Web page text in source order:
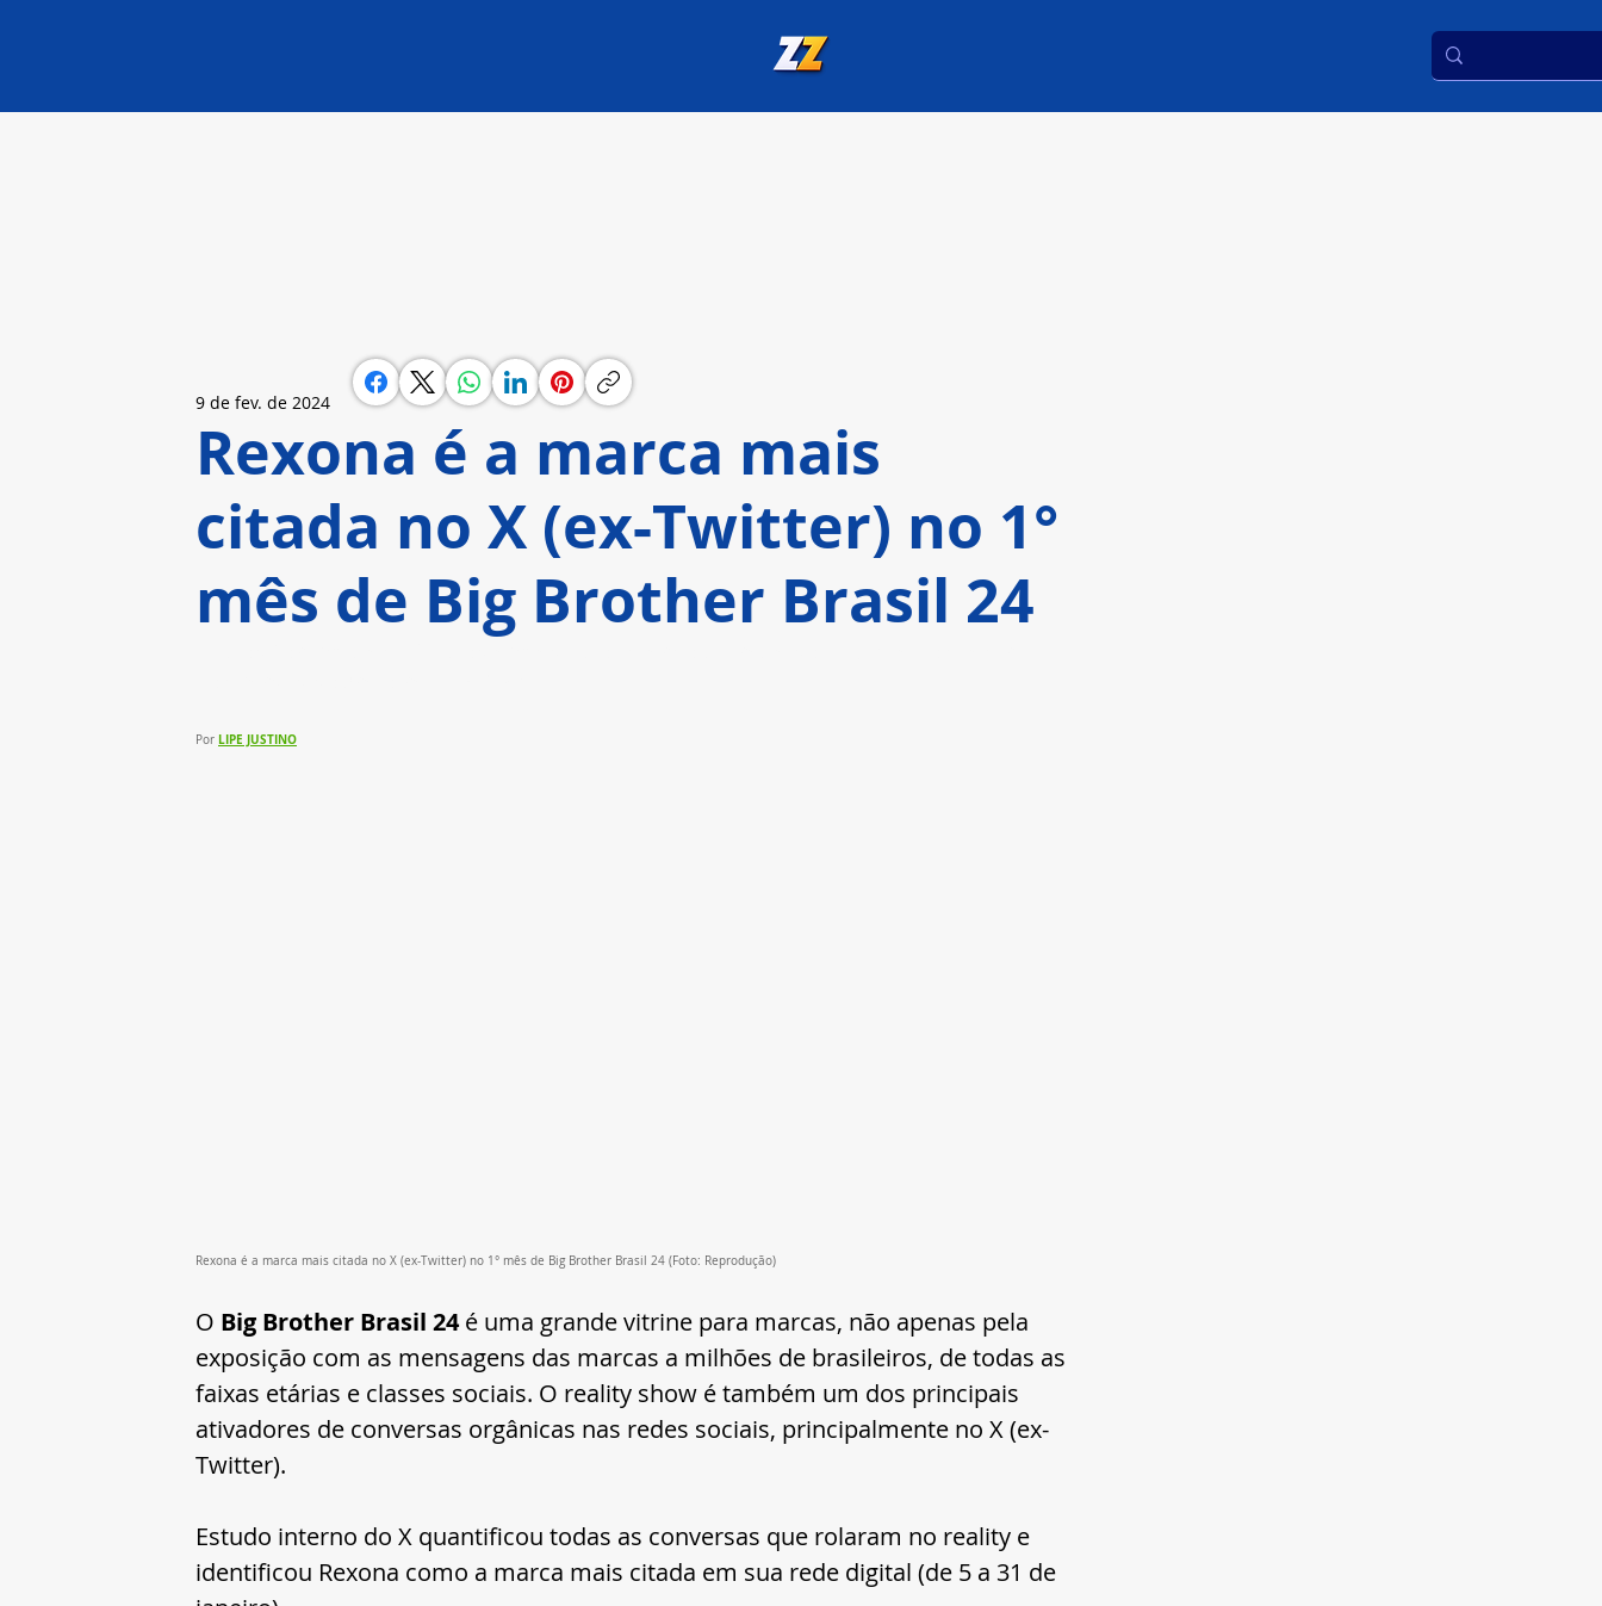
Rexona é a marca mais
citada no X (ex-Twitter) no 1°
mês de Big Brother Brasil 24
9 de fev. de 2024
Por LIPE JUSTINO
Rexona é a marca mais citada no X (ex-Twitter) no 1° mês de Big Brother Brasil 24 (Foto: Reprodução)
O Big Brother Brasil 24 é uma grande vitrine para marcas, não apenas pela
exposição com as mensagens das marcas a milhões de brasileiros, de todas as
faixas etárias e classes sociais. O reality show é também um dos principais
ativadores de conversas orgânicas nas redes sociais, principalmente no X (ex-
Twitter).
Estudo interno do X quantificou todas as conversas que rolaram no reality e
identificou Rexona como a marca mais citada em sua rede digital (de 5 a 31 de